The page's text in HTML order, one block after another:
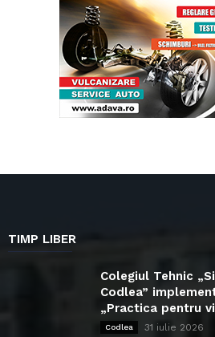
TIMP LIBER
Colegiul Tehnic
Codlea”
„Practica pentru
Codlea 31 iulie 2026